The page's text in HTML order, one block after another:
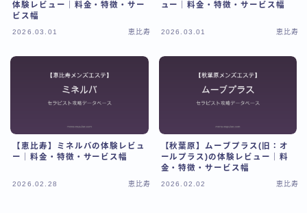
体験レビュー｜料金・特徴・サー
ビス幅
2026.03.01 恵比寿
ュー｜料金・特徴・サービス幅
2026.03.01 恵比寿
【恵比寿】ミネルバの体験レビュ
ー｜料金・特徴・サービス幅
2026.02.28 恵比寿
【秋葉原】ムーブプラス(旧：オ
ールプラス)の体験レビュー｜料
金・特徴・サービス幅
2026.02.02 恵比寿